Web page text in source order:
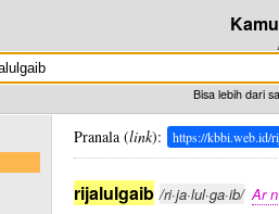
Bisa lebih dari
Pranala (link): https://kbbi.web.id/
rijalulgaib /ri·ja·lul·ga·ib/ Ar n